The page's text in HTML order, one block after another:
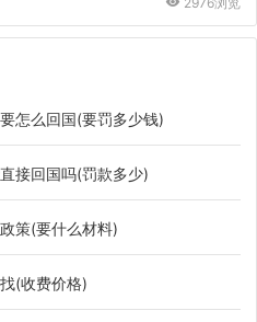
怎么回国(要罚多少钱)
接回国吗(罚款多少)
策(要什么材料)
(收费价格)